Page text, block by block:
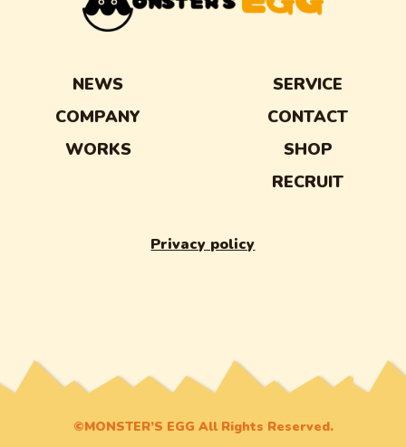
NEWS
COMPANY
WORKS
SERVICE
CONTACT
SHOP
RECRUIT
Privacy policy
©MONSTER’S EGG All Rights Reserved.